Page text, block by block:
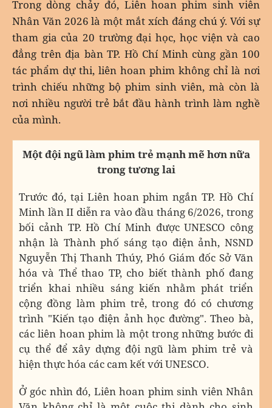
Trong dòng chảy đó, Liên hoan phim sinh viên
Nhân Văn 2026 là một mắt xích đáng chú ý. Với sự
tham gia của 20 trường đại học, học viện và cao
đẳng trên địa bàn TP. Hồ Chí Minh cùng gần 100
tác phẩm dự thi, liên hoan phim không chỉ là nơi
trình chiếu những bộ phim sinh viên, mà còn là
nơi nhiều người trẻ bắt đầu hành trình làm nghề
của mình.
Một đội ngũ làm phim trẻ mạnh mẽ hơn nữa
trong tương lai
Trước đó, tại Liên hoan phim ngắn TP. Hồ Chí
Minh lần II diễn ra vào đầu tháng 6/2026, trong
bối cảnh TP. Hồ Chí Minh được UNESCO công
nhận là Thành phố sáng tạo điện ảnh, NSND
Nguyễn Thị Thanh Thúy, Phó Giám đốc Sở Văn
hóa và Thể thao TP, cho biết thành phố đang
triển khai nhiều sáng kiến nhằm phát triển
cộng đồng làm phim trẻ, trong đó có chương
trình "Kiến tạo điện ảnh học đường". Theo bà,
các liên hoan phim là một trong những bước đi
cụ thể để xây dựng đội ngũ làm phim trẻ và
hiện thực hóa các cam kết với UNESCO.
Ở góc nhìn đó, Liên hoan phim sinh viên Nhân